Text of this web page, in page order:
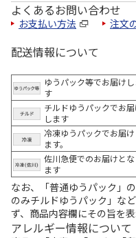
よくあるお問い合わせ
お支払い方法 注文
配送情報について
ゆうパック等でお届けし
す
チルドゆうパックでお届
します
冷凍ゆうパックでお届け
ます。
佐川急便でのお届けとな
ます
なお、「普通ゆうパック」
のみチルドゆうパック」な
ず、商品内容欄にその旨を表
アレルギー情報について